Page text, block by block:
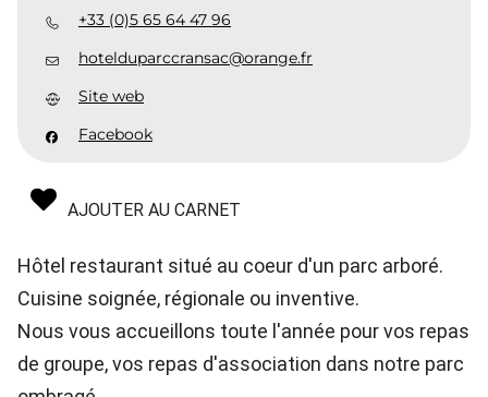
+33 (0)5 65 64 47 96
hotelduparccransac@orange.fr
Site web
Facebook
AJOUTER AU CARNET
Hôtel restaurant situé au coeur d'un parc arboré.
Cuisine soignée, régionale ou inventive.
Nous vous accueillons toute l'année pour vos repas
de groupe, vos repas d'association dans notre parc